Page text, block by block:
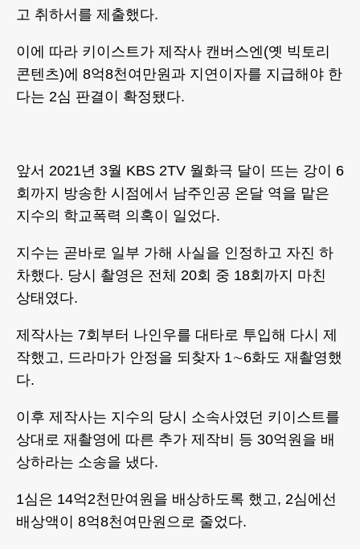
고 취하서를 제출했다.
이에 따라 키이스트가 제작사 캔버스엔(옛 빅토리
콘텐츠)에 8억8천여만원과 지연이자를 지급해야 한
다는 2심 판결이 확정됐다.
앞서 2021년 3월 KBS 2TV 월화극 달이 뜨는 강이 6
회까지 방송한 시점에서 남주인공 온달 역을 맡은
지수의 학교폭력 의혹이 일었다.
지수는 곧바로 일부 가해 사실을 인정하고 자진 하
차했다. 당시 촬영은 전체 20회 중 18회까지 마친
상태였다.
제작사는 7회부터 나인우를 대타로 투입해 다시 제
작했고, 드라마가 안정을 되찾자 1∼6화도 재촬영했
다.
이후 제작사는 지수의 당시 소속사였던 키이스트를
상대로 재촬영에 따른 추가 제작비 등 30억원을 배
상하라는 소송을 냈다.
1심은 14억2천만여원을 배상하도록 했고, 2심에선
배상액이 8억8천여만원으로 줄었다.